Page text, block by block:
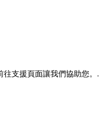
往支援頁面讓我們協助您。.